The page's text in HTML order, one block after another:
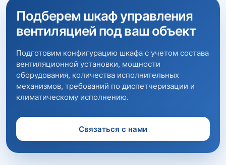
Подберем шкаф управления
вентиляцией под ваш объект
Подготовим конфигурацию шкафа с учетом состава
вентиляционной установки, мощности
оборудования, количества исполнительных
механизмов, требований по диспетчеризации и
климатическому исполнению.
Связаться с нами